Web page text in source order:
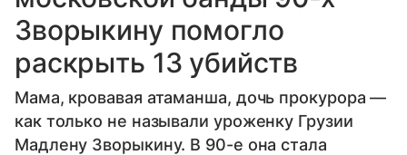
Зворыкину помогло
раскрыть 13 убийств
Мама, кровавая атаманша, дочь прокурора —
как только не называли уроженку Грузии
Мадлену Зворыкину. В 90-е она стала